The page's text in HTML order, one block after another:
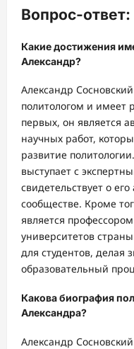
Вопрос-ответ:
Какие достижения
Александр?
Александр
политологом и имеет
первых, он является
научных работ,
развитие
выступает с
свидетельствует о
сообществе. Кроме
является
университетов
для студентов, делая
образовательный
Какова биография
Александра?
Александр